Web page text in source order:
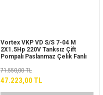
Vortex VKP VD S/S 7-04 M
2X1.5Hp 220V Tanksız Çift
Pompalı Paslanmaz Çelik Fanlı
71.550,00 TL
47.223,00 TL